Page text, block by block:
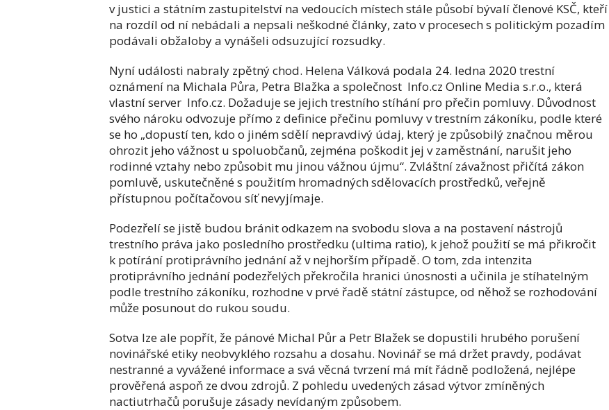
v justici a státním zastupitelství na vedoucích místech stále působí bývalí členové KSČ, kteří
na rozdíl od ní nebádali a nepsali neškodné články, zato v procesech s politickým pozadím
podávali obžaloby a vynášeli odsuzující rozsudky.
Nyní události nabraly zpětný chod. Helena Válková podala 24. ledna 2020 trestní
oznámení na Michala Půra, Petra Blažka a společnost Info.cz Online Media s.r.o., která
vlastní server Info.cz. Dožaduje se jejich trestního stíhání pro přečin pomluvy. Důvodnost
svého nároku odvozuje přímo z definice přečinu pomluvy v trestním zákoníku, podle které
se ho „dopustí ten, kdo o jiném sdělí nepravdivý údaj, který je způsobilý značnou měrou
ohrozit jeho vážnost u spoluobčanů, zejména poškodit jej v zaměstnání, narušit jeho
rodinné vztahy nebo způsobit mu jinou vážnou újmu“. Zvláštní závažnost přičítá zákon
pomluvě, uskutečněné s použitím hromadných sdělovacích prostředků, veřejně
přístupnou počítačovou síť nevyjímaje.
Podezřelí se jistě budou bránit odkazem na svobodu slova a na postavení nástrojů
trestního práva jako posledního prostředku (ultima ratio), k jehož použití se má přikročit
k potírání protiprávního jednání až v nejhorším případě. O tom, zda intenzita
protiprávního jednání podezřelých překročila hranici únosnosti a učinila je stíhatelným
podle trestního zákoníku, rozhodne v prvé řadě státní zástupce, od něhož se rozhodování
může posunout do rukou soudu.
Sotva lze ale popřít, že pánové Michal Půr a Petr Blažek se dopustili hrubého porušení
novinářské etiky neobvyklého rozsahu a dosahu. Novinář se má držet pravdy, podávat
nestranné a vyvážené informace a svá věcná tvrzení má mít řádně podložená, nejlépe
prověřená aspoň ze dvou zdrojů. Z pohledu uvedených zásad výtvor zmíněných
nactiutrhačů porušuje zásady nevídaným způsobem.